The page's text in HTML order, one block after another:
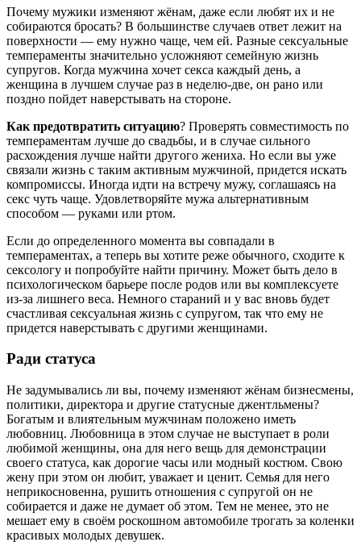
Почему мужики изменяют жёнам, даже если любят их и не
собираются бросать? В большинстве случаев ответ лежит на
поверхности — ему нужно чаще, чем ей. Разные сексуальные
темпераменты значительно усложняют семейную жизнь
супругов. Когда мужчина хочет секса каждый день, а
женщина в лучшем случае раз в неделю-две, он рано или
поздно пойдет наверстывать на стороне.
Как предотвратить ситуацию? Проверять совместимость по
темпераментам лучше до свадьбы, и в случае сильного
расхождения лучше найти другого жениха. Но если вы уже
связали жизнь с таким активным мужчиной, придется искать
компромиссы. Иногда идти на встречу мужу, соглашаясь на
секс чуть чаще. Удовлетворяйте мужа альтернативным
способом — руками или ртом.
Если до определенного момента вы совпадали в
темпераментах, а теперь вы хотите реже обычного, сходите к
сексологу и попробуйте найти причину. Может быть дело в
психологическом барьере после родов или вы комплексуете
из-за лишнего веса. Немного стараний и у вас вновь будет
счастливая сексуальная жизнь с супругом, так что ему не
придется наверстывать с другими женщинами.
Ради статуса
Не задумывались ли вы, почему изменяют жёнам бизнесмены,
политики, директора и другие статусные джентльмены?
Богатым и влиятельным мужчинам положено иметь
любовниц. Любовница в этом случае не выступает в роли
любимой женщины, она для него вещь для демонстрации
своего статуса, как дорогие часы или модный костюм. Свою
жену при этом он любит, уважает и ценит. Семья для него
неприкосновенна, рушить отношения с супругой он не
собирается и даже не думает об этом. Тем не менее, это не
мешает ему в своём роскошном автомобиле трогать за коленки
красивых молодых девушек.